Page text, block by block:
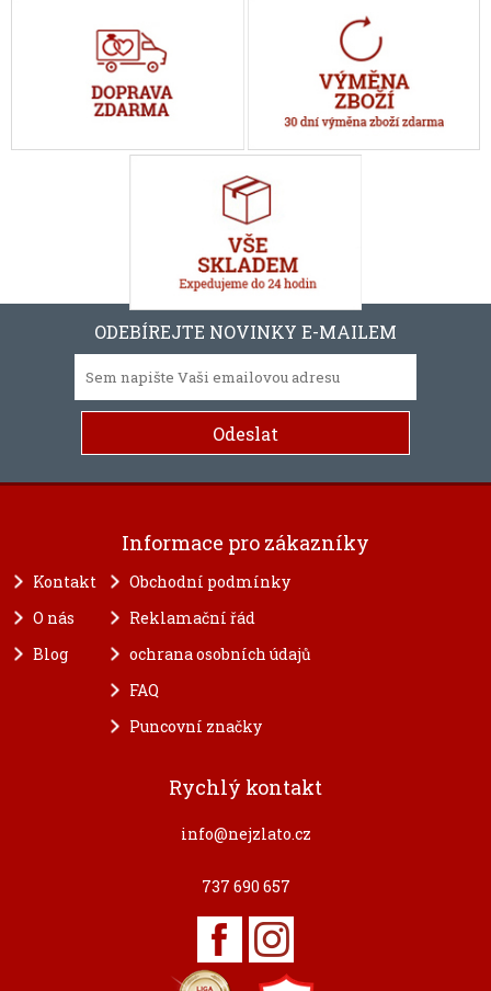
ODEBÍREJTE NOVINKY E-MAILEM
Informace pro zákazníky
Kontakt
O nás
Blog
Obchodní podmínky
Reklamační řád
ochrana osobních údajů
FAQ
Puncovní značky
Rychlý kontakt
info@nejzlato.cz
737 690 657